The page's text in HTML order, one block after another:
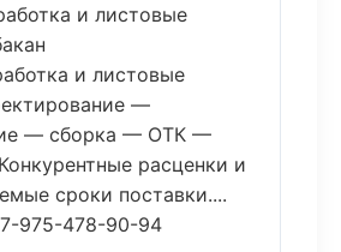
и листовые
и листовые
—
— сборка — ОТК —
расценки и
сроки поставки....
975-478-90-94